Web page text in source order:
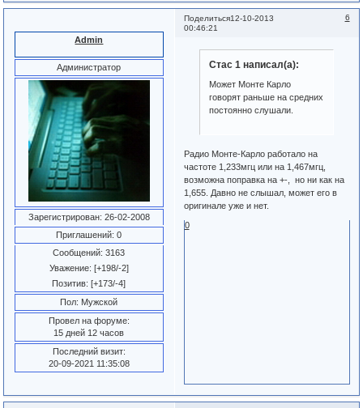
Поделиться 6
12-10-2013
00:46:21
Admin
Администратор
Зарегистрирован: 26-02-2008
Приглашений: 0
Сообщений: 3163
Уважение: [+198/-2]
Позитив: [+173/-4]
Пол: Мужской
Провел на форуме:
15 дней 12 часов
Последний визит:
20-09-2021 11:35:08
Стас 1 написал(а):
Может Монте Карло
говорят раньше на средних
постоянно слушали.
Радио Монте-Карло работало на
частоте 1,233мгц или на 1,467мгц,
возможна поправка на +-, но ни как на
1,655. Давно не слышал, может его в
оригинале уже и нет.
0